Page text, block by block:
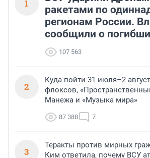
1
ракетами по
регионам России.
сообщили о
107 563
2
Куда пойти 31 июля–2
флоксов,
Манежа и «Музыка мира»
87 388 7
3
Теракты против мирных
Ким ответила, почему ВСУ